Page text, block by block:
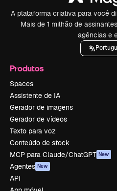
A plataforma criativa para você
Mais de 1 milhão de
agências e
Produtos
Spaces
Assistente de IA
Gerador de imagens
Gerador de vídeos
Texto para voz
Conteúdo de stock
MCP para Claude/ChatGPT New
Agentes New
API